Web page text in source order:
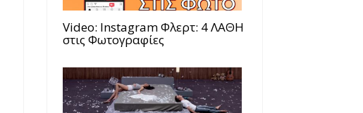
Video: Instagram Φλερτ: 4 ΛΑΘΗ
στις Φωτογραφίες